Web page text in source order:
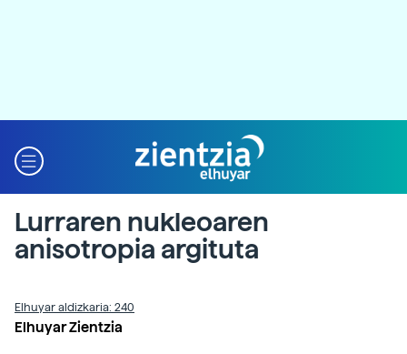
Lurraren nukleoaren
anisotropia argituta
Elhuyar aldizkaria: 240
Elhuyar Zientzia